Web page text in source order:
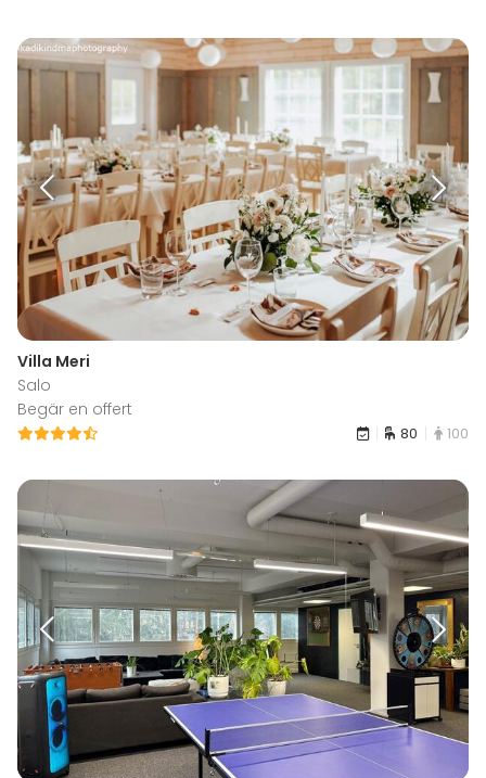
Villa Meri
Salo
Begär en offert
80 100